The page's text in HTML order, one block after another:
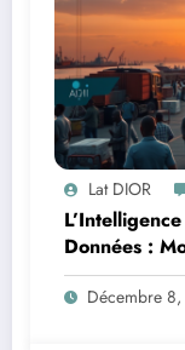
Lat DIOR
Données :
Logistique
Décembre